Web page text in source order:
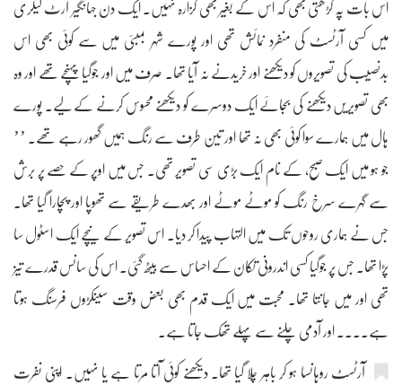
اس بات پہ کڑھتی بھی کہ اس کے بغیر بھی گزارہ نہیں۔ ایک دن جہانگیر آرٹ گیلری
میں کسی آرٹسٹ کی منفرد نمائش تھی اور پورے شہر بمبئی میں سے کوئی بھی اس
بدنصیب کی تصویروں کو دیکھنے اور خریدنے نہ آیا تھا۔ صرف میں اور جوگیا پہنچے تھے اور وہ
بھی تصویریں دیکھنے کی بجائے ایک دوسرے کو دیکھنے محسوس کرنے کے لیے۔ پورے
ہال میں ہمارے سوا کوئی بھی نہ تھا اور تین طرف سے رنگ ہمیں گھور رہے تھے۔ ’’
جو ہو میں ایک صبح، کے نام ایک بڑی سی تصویر تھی۔ جس میں اوپر کے حصے پر برش
سے گہرے سرخ رنگ کو موٹے موٹے اور بھدے طریقے سے تھوپا اور پچارا گیا تھا۔
جس نے ہماری روحوں تک میں التہاب پیدا کر دیا۔ اس تصویر کے نیچے ایک اسٹول سا
پڑا تھا۔ جس پر جوگیا کسی اندرونی تکان کے احساس سے بیٹھ گئی۔ اس کی سانس قدرے تیز
تھی اور میں جانتا تھا۔ محبت میں ایک قدم بھی بعض وقت سینکڑوں فرسنگ ہوتا
ہے.... اور آدمی چلنے سے پہلے تھک جاتا ہے۔
آرٹسٹ روہانسا ہو کر باہر چلا گیا تھا۔ دیکھنے کوئی آتا مرتا ہے یا نہیں۔ اپنی نفرت